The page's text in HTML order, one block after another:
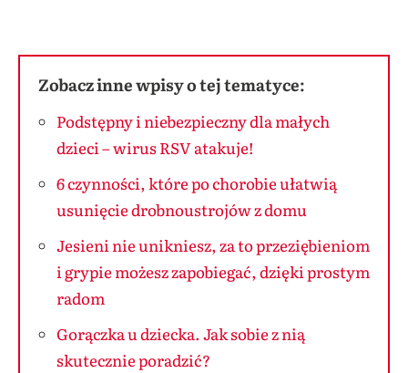
Zobacz inne wpisy o tej tematyce:
Podstępny i niebezpieczny dla małych
dzieci – wirus RSV atakuje!
6 czynności, które po chorobie ułatwią
usunięcie drobnoustrojów z domu
Jesieni nie unikniesz, za to przeziębieniom
i grypie możesz zapobiegać, dzięki prostym
radom
Gorączka u dziecka. Jak sobie z nią
skutecznie poradzić?